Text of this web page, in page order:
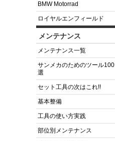
BMW Motorrad
ロイヤルエンフィールド
メンテナンス
メンテナンス一覧
サンメカのためのツール100
選
セット工具の次はこれ!!
基本整備
工具の使い方実践
部位別メンテナンス